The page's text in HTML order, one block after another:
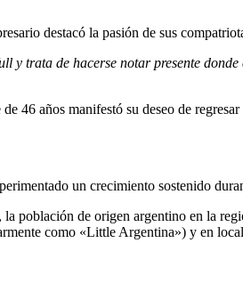
destacó la pasión de sus
y trata de hacerse notar presente
46 años manifestó su deseo de
un crecimiento sostenido
población de origen argentino en la
como «Little Argentina») y en